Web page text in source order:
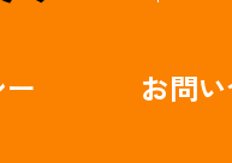
お問